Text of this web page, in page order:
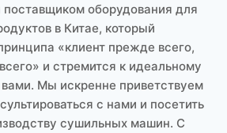
поставщиком оборудования для
в Китае, который
«клиент прежде всего,
и стремится к идеальному
Мы искренне приветствуем
с нами и посетить
сушильных машин. С